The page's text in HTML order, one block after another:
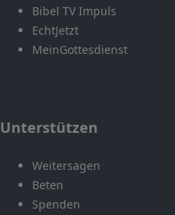
Bibel TV Impuls
EchtJetzt
MeinGottesdienst
Unterstützen
Weitersagen
Beten
Spenden